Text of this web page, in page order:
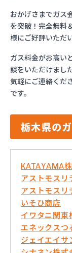
おかげさまでガス
を突破！完全無料
様にご好評いただ
ガス料金がお高い
談をいただけまし
気軽にご連絡くだ
です。
栃木県の
KATAYAMA
アストモス
アストモス
いそひ商店
イワタニ関
エネックスつ
ジェイエイサ